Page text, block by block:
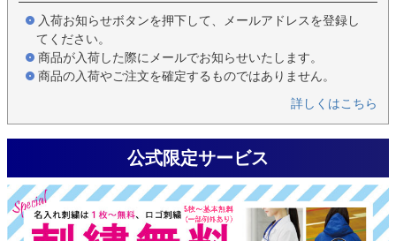
入荷お知らせボタンを押下して、メールアドレスを登録し
てください。
商品が入荷した際にメールでお知らせいたします。
商品の入荷やご注文を確定するものではありません。
詳しくはこちら
公式限定サービス